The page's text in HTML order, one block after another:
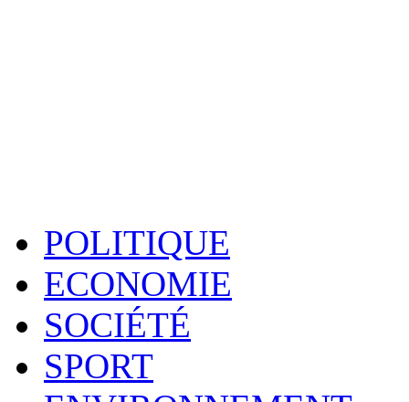
POLITIQUE
ECONOMIE
SOCIÉTÉ
SPORT